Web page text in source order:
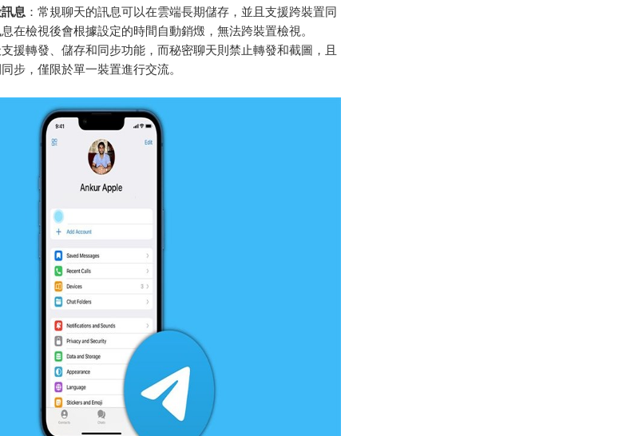
息 ：常規聊天的訊息可以在雲端長期儲存，並且支援跨裝置同
在檢視後會根據設定的時間自動銷燬，無法跨裝置檢視。
支援轉發、儲存和同步功能，而秘密聊天則禁止轉發和截圖，且
步，僅限於單一裝置進行交流。